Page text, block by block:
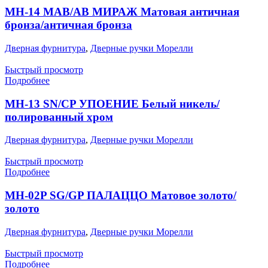
MH-14 MAB/AB МИРАЖ Матовая античная
бронза/античная бронза
Дверная фурнитура, Дверные ручки Морелли
Быстрый просмотр
Подробнее
MH-13 SN/CP УПОЕНИЕ Белый никель/
полированный хром
Дверная фурнитура, Дверные ручки Морелли
Быстрый просмотр
Подробнее
MH-02P SG/GP ПАЛАЦЦО Матовое золото/
золото
Дверная фурнитура, Дверные ручки Морелли
Быстрый просмотр
Подробнее